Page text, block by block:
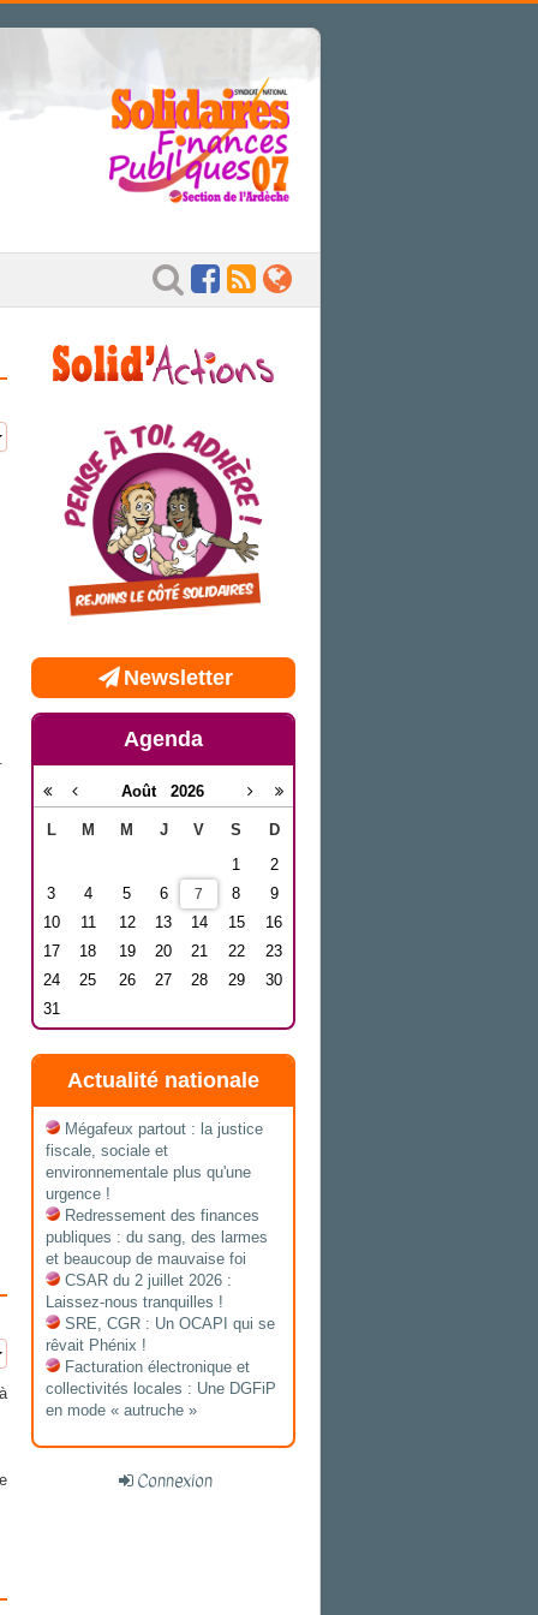
Newsletter
Agenda
Août 2026
L M M J V S
D
1
2
3
4 5 6 7 8
9
10
11 12 13 14 15
16
17
18 19 20 21 22
23
24
25 26 27 28 29
30
31
Actualité nationale
Mégafeux partout : la justice
fiscale, sociale et
environnementale plus qu'une
urgence !
Redressement des finances
publiques : du sang, des larmes
et beaucoup de mauvaise foi
CSAR du 2 juillet 2026 :
Laissez-nous tranquilles !
SRE, CGR : Un OCAPI qui se
rêvait Phénix !
Facturation électronique et
collectivités locales : Une DGFiP
en mode « autruche »
Connexion